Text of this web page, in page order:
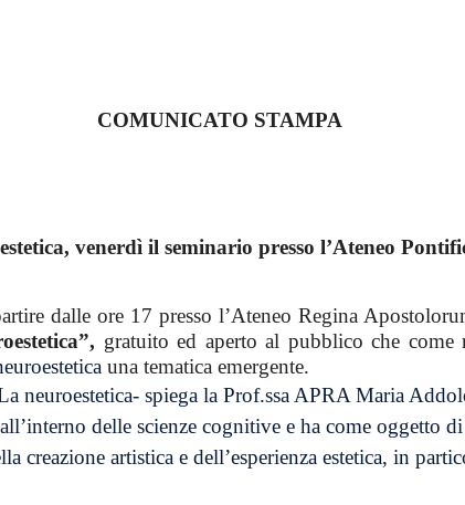
COMUNICATO STAMPA
venerdì il seminario presso l’Ateneo
dalle ore 17 presso l’Ateneo Regina
gratuito ed aperto al pubblico che come
una tematica emergente.
neuroestetica- spiega la Prof.ssa APRA Maria
delle scienze cognitive e ha come oggetto
creazione artistica e dell’esperienza estetica, in